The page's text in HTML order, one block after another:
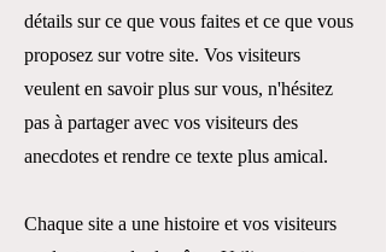
détails sur ce que vous faites et ce que vous
proposez sur votre site. Vos visiteurs
veulent en savoir plus sur vous, n'hésitez
pas à partager avec vos visiteurs des
anecdotes et rendre ce texte plus amical.
Chaque site a une histoire et vos visiteurs